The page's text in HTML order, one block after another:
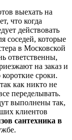
выехать на
что когда
действовать
соседей, которые
в Московской
ответственны,
на заказ и
сроки.
как никто не
переделывать.
выполнены так,
клиентов
сантехника в